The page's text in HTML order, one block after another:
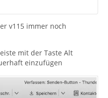
v115 immer noch
mit der Taste Alt
einzufügen